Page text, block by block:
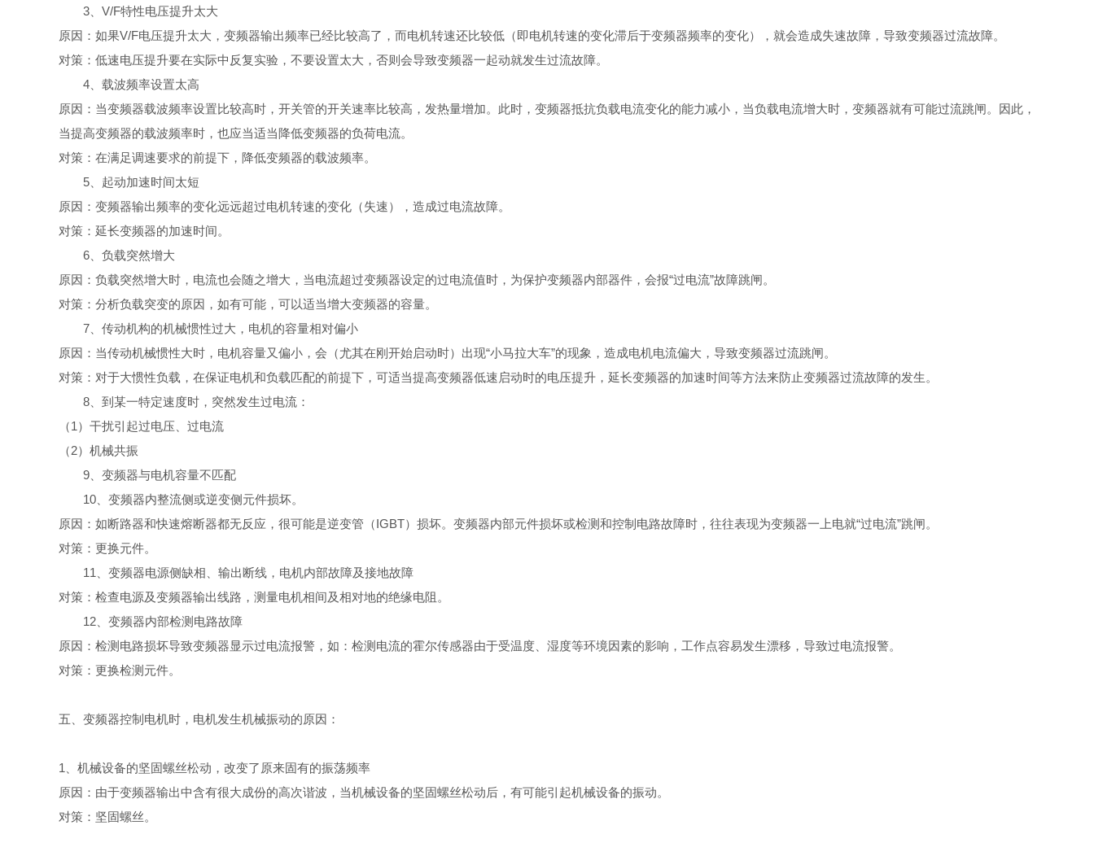
3、V/F特性电压提升太大
原因：如果V/F电压提升太大，变频器输出频率已经比较高了，而电机转速还比较低（即电机转速的变化滞后于变频器频率的变化），就会造成失速故障，导致变频器过流故障。
对策：低速电压提升要在实际中反复实验，不要设置太大，否则会导致变频器一起动就发生过流故障。
4、载波频率设置太高
原因：当变频器载波频率设置比较高时，开关管的开关速率比较高，发热量增加。此时，变频器抵抗负载电流变化的能力减小，当负载电流增大时，变频器就有可能过流跳闸。因此，
当提高变频器的载波频率时，也应当适当降低变频器的负荷电流。
对策：在满足调速要求的前提下，降低变频器的载波频率。
5、起动加速时间太短
原因：变频器输出频率的变化远远超过电机转速的变化（失速），造成过电流故障。
对策：延长变频器的加速时间。
6、负载突然增大
原因：负载突然增大时，电流也会随之增大，当电流超过变频器设定的过电流值时，为保护变频器内部器件，会报“过电流”故障跳闸。
对策：分析负载突变的原因，如有可能，可以适当增大变频器的容量。
7、传动机构的机械惯性过大，电机的容量相对偏小
原因：当传动机械惯性大时，电机容量又偏小，会（尤其在刚开始启动时）出现“小马拉大车”的现象，造成电机电流偏大，导致变频器过流跳闸。
对策：对于大惯性负载，在保证电机和负载匹配的前提下，可适当提高变频器低速启动时的电压提升，延长变频器的加速时间等方法来防止变频器过流故障的发生。
8、到某一特定速度时，突然发生过电流：
（1）干扰引起过电压、过电流
（2）机械共振
9、变频器与电机容量不匹配
10、变频器内整流侧或逆变侧元件损坏。
原因：如断路器和快速熔断器都无反应，很可能是逆变管（IGBT）损坏。变频器内部元件损坏或检测和控制电路故障时，往往表现为变频器一上电就“过电流”跳闸。
对策：更换元件。
11、变频器电源侧缺相、输出断线，电机内部故障及接地故障
对策：检查电源及变频器输出线路，测量电机相间及相对地的绝缘电阻。
12、变频器内部检测电路故障
原因：检测电路损坏导致变频器显示过电流报警，如：检测电流的霍尔传感器由于受温度、湿度等环境因素的影响，工作点容易发生漂移，导致过电流报警。
对策：更换检测元件。
五、变频器控制电机时，电机发生机械振动的原因：
1、机械设备的坚固螺丝松动，改变了原来固有的振荡频率
原因：由于变频器输出中含有很大成份的高次谐波，当机械设备的坚固螺丝松动后，有可能引起机械设备的振动。
对策：坚固螺丝。